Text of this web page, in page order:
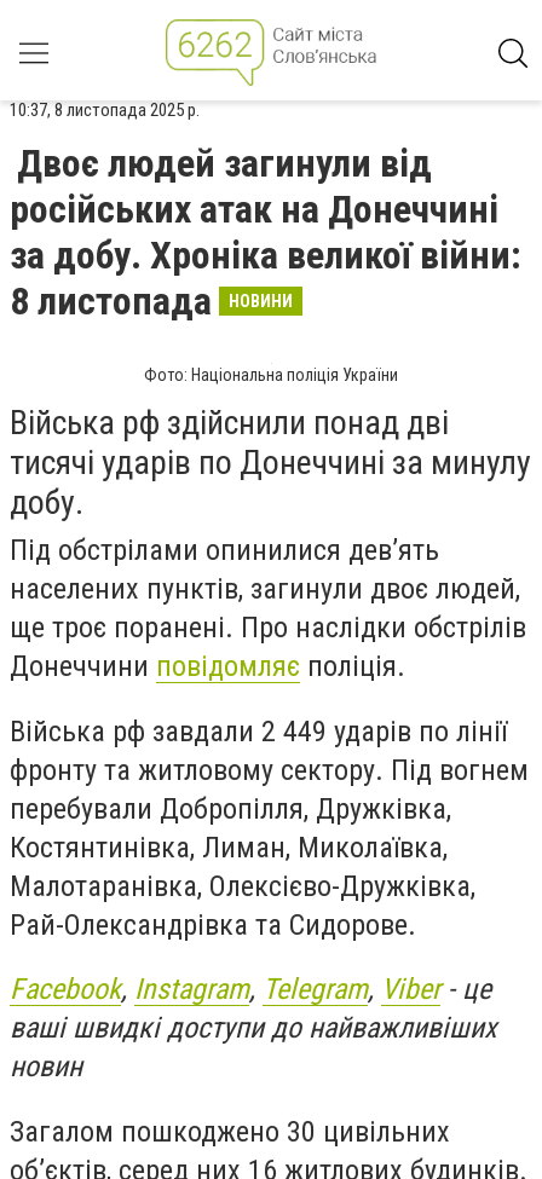
10:37, 8 листопада 2025 р.
Двоє людей загинули від
російських атак на Донеччині
за добу. Хроніка великої війни:
8 листопада
НОВИНИ
Фото: Національна поліція України
Війська рф здійснили понад дві
тисячі ударів по Донеччині за минулу
добу.
Під обстрілами опинилися дев’ять
населених пунктів, загинули двоє людей,
ще троє поранені. Про наслідки обстрілів
Донеччини повідомляє поліція.
Війська рф завдали 2 449 ударів по лінії
фронту та житловому сектору. Під вогнем
перебували Добропілля, Дружківка,
Костянтинівка, Лиман, Миколаївка,
Малотаранівка, Олексієво-Дружківка,
Рай-Олександрівка та Сидорове.
Facebook, Instagram, Telegram, Viber- це
ваші швидкі доступи до найважливіших
новин
Загалом пошкоджено 30 цивільних
об’єктів, серед них 16 житлових будинків.